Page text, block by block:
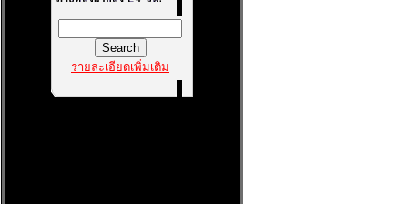
รายละเอียดเพิ่มเติม